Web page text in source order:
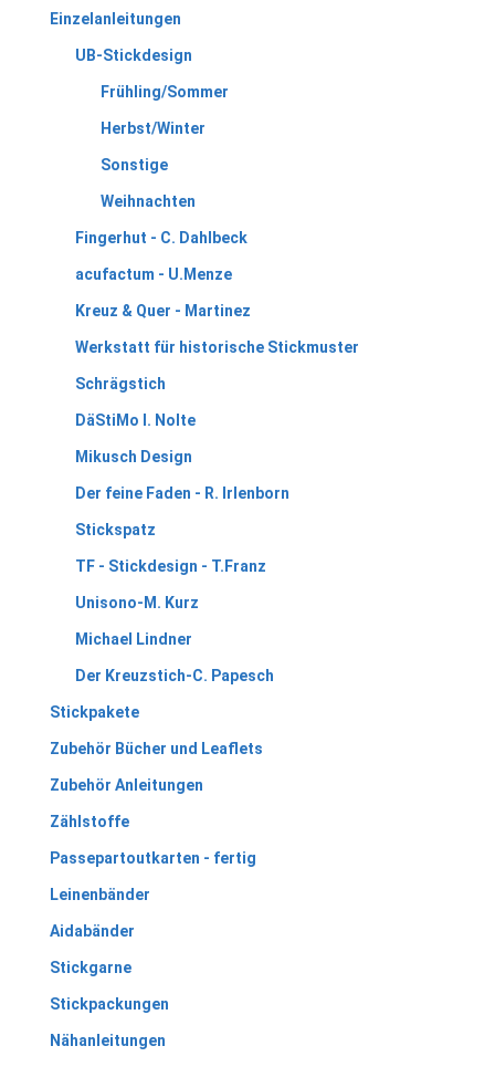
Einzelanleitungen
UB-Stickdesign
Frühling/Sommer
Herbst/Winter
Sonstige
Weihnachten
Fingerhut - C. Dahlbeck
acufactum - U.Menze
Kreuz & Quer - Martinez
Werkstatt für historische Stickmuster
Schrägstich
DäStiMo I. Nolte
Mikusch Design
Der feine Faden - R. Irlenborn
Stickspatz
TF - Stickdesign - T.Franz
Unisono-M. Kurz
Michael Lindner
Der Kreuzstich-C. Papesch
Stickpakete
Zubehör Bücher und Leaflets
Zubehör Anleitungen
Zählstoffe
Passepartoutkarten - fertig
Leinenbänder
Aidabänder
Stickgarne
Stickpackungen
Nähanleitungen